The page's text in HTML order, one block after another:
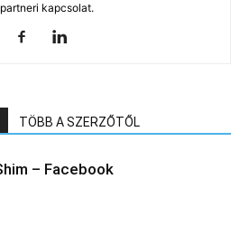
partneri kapcsolat.
TÖBB A SZERZŐTŐL
– Facebook